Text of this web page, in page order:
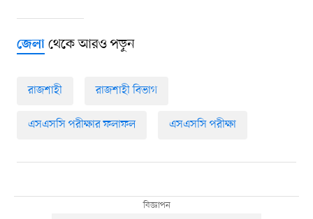
জেলাথেকে আরও পড়ুন
রাজশাহী রাজশাহী বিভাগ
এসএসসি পরীক্ষার ফলাফল এসএসসি পরীক্ষা